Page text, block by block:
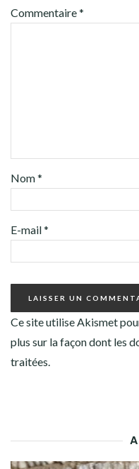
Commentaire*
Nom*
E-mail*
Ce site utilise Akismet
plus sur la façon dont les
traitées.